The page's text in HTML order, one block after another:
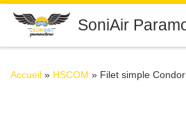
Passer au contenu
SoniAir
Accueil » HSCOM » Filet simple Condor